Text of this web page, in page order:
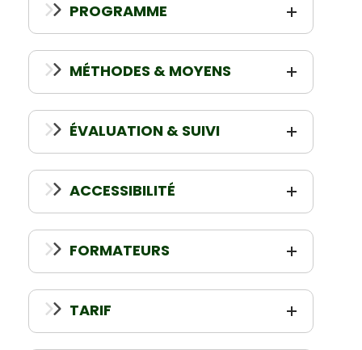
PROGRAMME
MÉTHODES & MOYENS
ÉVALUATION & SUIVI
ACCESSIBILITÉ
FORMATEURS
TARIF